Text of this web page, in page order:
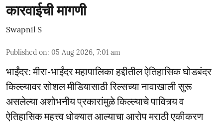
कारवाईची मागणी
Swapnil S
Published on: 05 Aug 2026, 7:01 am
भाईंंदर: मीरा-भाईंदर महापालिका हद्दीतील ऐतिहासिक घोडबंदर
किल्ल्यावर सोशल मीडियासाठी रिल्सच्या नावाखाली सुरू
असलेल्या अशोभनीय प्रकारांमुळे किल्ल्याचे पावित्र्य व
ऐतिहासिक महत्त्व धोक्यात आल्याचा आरोप मराठी एकीकरण